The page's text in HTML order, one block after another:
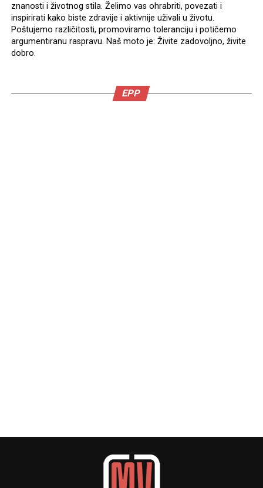
znanosti i životnog stila. Želimo vas ohrabriti, povezati i
inspirirati kako biste zdravije i aktivnije uživali u životu.
Poštujemo različitosti, promoviramo toleranciju i potičemo
argumentiranu raspravu. Naš moto je: Živite zadovoljno, živite
dobro.
EPP